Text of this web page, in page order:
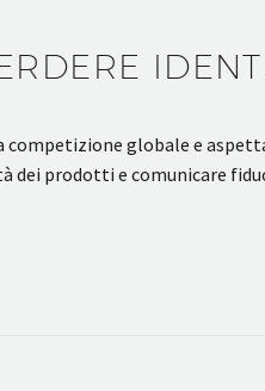
globale e
dei prodotti e comunicare